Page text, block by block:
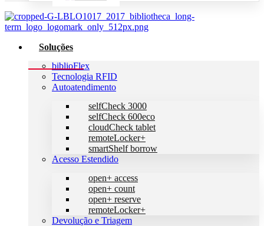
Soluções
biblioFlex
Tecnologia RFID
Autoatendimento
selfCheck 3000
selfCheck 600eco
cloudCheck tablet
remoteLocker+
smartShelf borrow
Acesso Estendido
open+ access
open+ count
open+ reserve
remoteLocker+
Devolução e Triagem